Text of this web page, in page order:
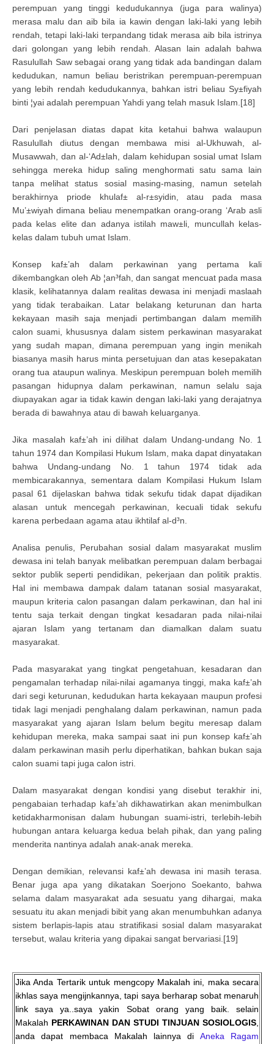
perempuan yang tinggi kedudukannya (juga para walinya)
merasa malu dan aib bila ia kawin dengan laki-laki yang lebih
rendah, tetapi laki-laki terpandang tidak merasa aib bila istrinya
dari golongan yang lebih rendah. Alasan lain adalah bahwa
Rasulullah Saw sebagai orang yang tidak ada bandingan dalam
kedudukan, namun beliau beristrikan perempuan-perempuan
yang lebih rendah kedudukannya, bahkan istri beliau Sy±fiyah
binti ¦yai adalah perempuan Yahdi yang telah masuk Islam.[18]
Dari penjelasan diatas dapat kita ketahui bahwa walaupun
Rasulullah diutus dengan membawa misi al-Ukhuwah, al-
Musawwah, dan al-‘Ad±lah, dalam kehidupan sosial umat Islam
sehingga mereka hidup saling menghormati satu sama lain
tanpa melihat status sosial masing-masing, namun setelah
berakhirnya priode khulaf± al-r±syidin, atau pada masa
Mu’±wiyah dimana beliau menempatkan orang-orang ‘Arab asli
pada kelas elite dan adanya istilah maw±li, muncullah kelas-
kelas dalam tubuh umat Islam.
Konsep kaf±’ah dalam perkawinan yang pertama kali
dikembangkan oleh Ab ¦an³fah, dan sangat mencuat pada masa
klasik, kelihatannya dalam realitas dewasa ini menjadi maslaah
yang tidak terabaikan. Latar belakang keturunan dan harta
kekayaan masih saja menjadi pertimbangan dalam memilih
calon suami, khususnya dalam sistem perkawinan masyarakat
yang sudah mapan, dimana perempuan yang ingin menikah
biasanya masih harus minta persetujuan dan atas kesepakatan
orang tua ataupun walinya. Meskipun perempuan boleh memilih
pasangan hidupnya dalam perkawinan, namun selalu saja
diupayakan agar ia tidak kawin dengan laki-laki yang derajatnya
berada di bawahnya atau di bawah keluarganya.
Jika masalah kaf±’ah ini dilihat dalam Undang-undang No. 1
tahun 1974 dan Kompilasi Hukum Islam, maka dapat dinyatakan
bahwa Undang-undang No. 1 tahun 1974 tidak ada
membicarakannya, sementara dalam Kompilasi Hukum Islam
pasal 61 dijelaskan bahwa tidak sekufu tidak dapat dijadikan
alasan untuk mencegah perkawinan, kecuali tidak sekufu
karena perbedaan agama atau ikhtilaf al-d³n.
Analisa penulis, Perubahan sosial dalam masyarakat muslim
dewasa ini telah banyak melibatkan perempuan dalam berbagai
sektor publik seperti pendidikan, pekerjaan dan politik praktis.
Hal ini membawa dampak dalam tatanan sosial masyarakat,
maupun kriteria calon pasangan dalam perkawinan, dan hal ini
tentu saja terkait dengan tingkat kesadaran pada nilai-nilai
ajaran Islam yang tertanam dan diamalkan dalam suatu
masyarakat.
Pada masyarakat yang tingkat pengetahuan, kesadaran dan
pengamalan terhadap nilai-nilai agamanya tinggi, maka kaf±’ah
dari segi keturunan, kedudukan harta kekayaan maupun profesi
tidak lagi menjadi penghalang dalam perkawinan, namun pada
masyarakat yang ajaran Islam belum begitu meresap dalam
kehidupan mereka, maka sampai saat ini pun konsep kaf±’ah
dalam perkawinan masih perlu diperhatikan, bahkan bukan saja
calon suami tapi juga calon istri.
Dalam masyarakat dengan kondisi yang disebut terakhir ini,
pengabaian terhadap kaf±’ah dikhawatirkan akan menimbulkan
ketidakharmonisan dalam hubungan suami-istri, terlebih-lebih
hubungan antara keluarga kedua belah pihak, dan yang paling
menderita nantinya adalah anak-anak mereka.
Dengan demikian, relevansi kaf±’ah dewasa ini masih terasa.
Benar juga apa yang dikatakan Soerjono Soekanto, bahwa
selama dalam masyarakat ada sesuatu yang dihargai, maka
sesuatu itu akan menjadi bibit yang akan menumbuhkan adanya
sistem berlapis-lapis atau stratifikasi sosial dalam masyarakat
tersebut, walau kriteria yang dipakai sangat bervariasi.[19]
Jika Anda Tertarik untuk mengcopy Makalah ini, maka secara
ikhlas saya mengijnkannya, tapi saya berharap sobat menaruh
link saya ya..saya yakin Sobat orang yang baik. selain
Makalah PERKAWINAN DAN STUDI TINJUAN SOSIOLOGIS
anda dapat membaca Makalah lainnya di Aneka Ragam